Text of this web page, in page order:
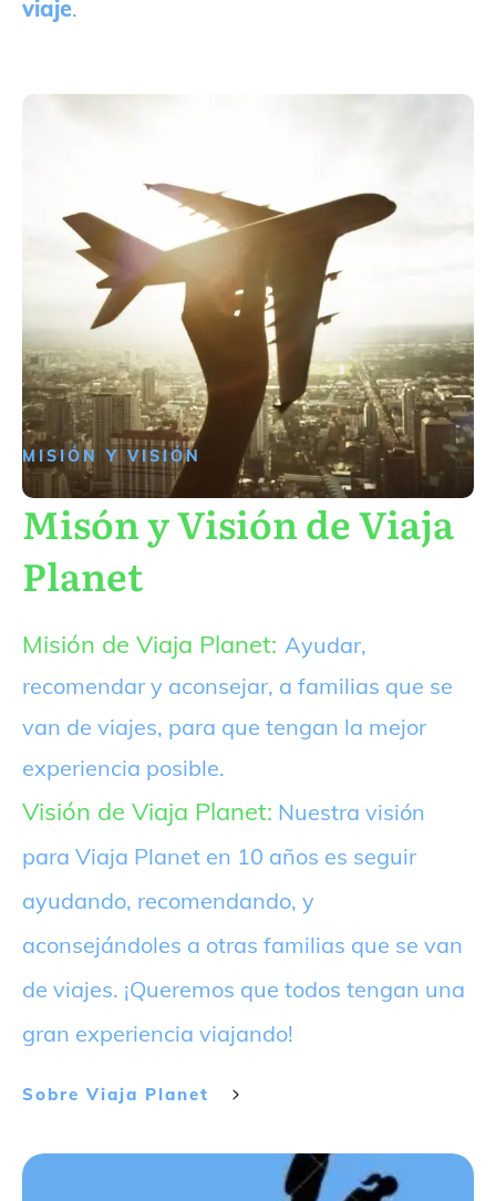
viaje.
MISIÓN Y VISIÓN
Misón y Visión de Viaja
Planet
Misión de Viaja Planet: Ayudar,
recomendar y aconsejar, a familias que se
van de viajes, para que tengan la mejor
experiencia posible.
Visión de Viaja Planet: Nuestra visión
para Viaja Planet en 10 años es seguir
ayudando, recomendando, y
aconsejándoles a otras familias que se van
de viajes. ¡Queremos que todos tengan una
gran experiencia viajando!
Sobre Viaja Planet